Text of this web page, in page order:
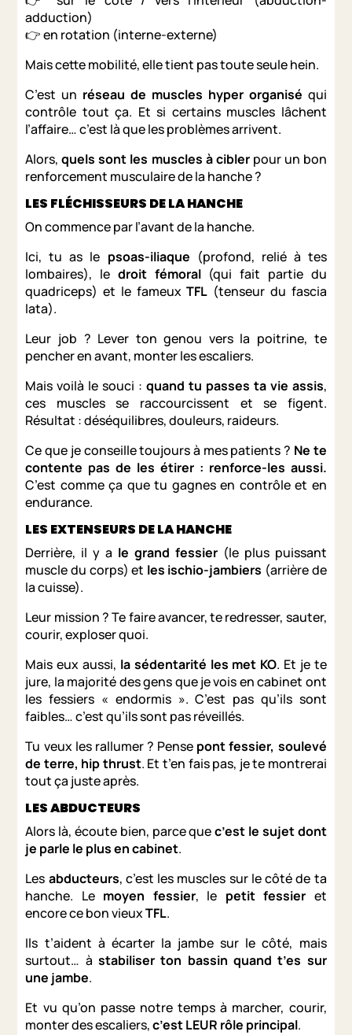
adduction)
👉 en rotation (interne-externe)
Mais cette mobilité, elle tient pas toute seule hein.
C’est un réseau de muscles hyper organisé qui
contrôle tout ça. Et si certains muscles lâchent
l’affaire… c’est là que les problèmes arrivent.
Alors,quels sont les muscles à ciblerpour un bon
renforcement musculaire de la hanche ?
LES FLÉCHISSEURS DE LA HANCHE
On commence par l’avant de la hanche.
Ici, tu as le psoas-iliaque (profond, relié à tes
lombaires), le droit fémoral(qui fait partie du
quadriceps) et le fameuxTFL (tenseur du fascia
lata).
Leur job ? Lever ton genou vers la poitrine, te
pencher en avant, monter les escaliers.
Mais voilà le souci : quand tu passes ta vie assis,
ces muscles se raccourcissent et se figent.
Résultat : déséquilibres, douleurs, raideurs.
Ce que je conseille toujours à mes patients ? Ne te
contente pas de les étirer : renforce-les aussi.
C’est comme ça que tu gagnes en contrôle et en
endurance.
LES EXTENSEURS DE LA HANCHE
Derrière, il y a le grand fessier(le plus puissant
muscle du corps) et les ischio-jambiers (arrière de
la cuisse).
Leur mission ? Te faire avancer, te redresser, sauter,
courir, exploser quoi.
Mais eux aussi, la sédentarité les met KO. Et je te
jure, la majorité des gens que je vois en cabinet ont
les fessiers « endormis ». C’est pas qu’ils sont
faibles… c’est qu’ils sont pas réveillés.
Tu veux les rallumer ? Pense pont fessier, soulevé
de terre, hip thrust. Et t’en fais pas, je te montrerai
tout ça juste après.
LES ABDUCTEURS
Alors là, écoute bien, parce quec’est le sujet dont
je parle le plus en cabinet.
Les abducteurs, c’est les muscles sur le côté de ta
hanche. Le moyen fessier, le petit fessier et
encore ce bon vieuxTFL.
Ils t’aident à écarter la jambe sur le côté, mais
surtout… àstabiliser ton bassin quand t’es sur
une jambe.
Et vu qu’on passe notre temps à marcher, courir,
monter des escaliers,c’est LEUR rôle principal.